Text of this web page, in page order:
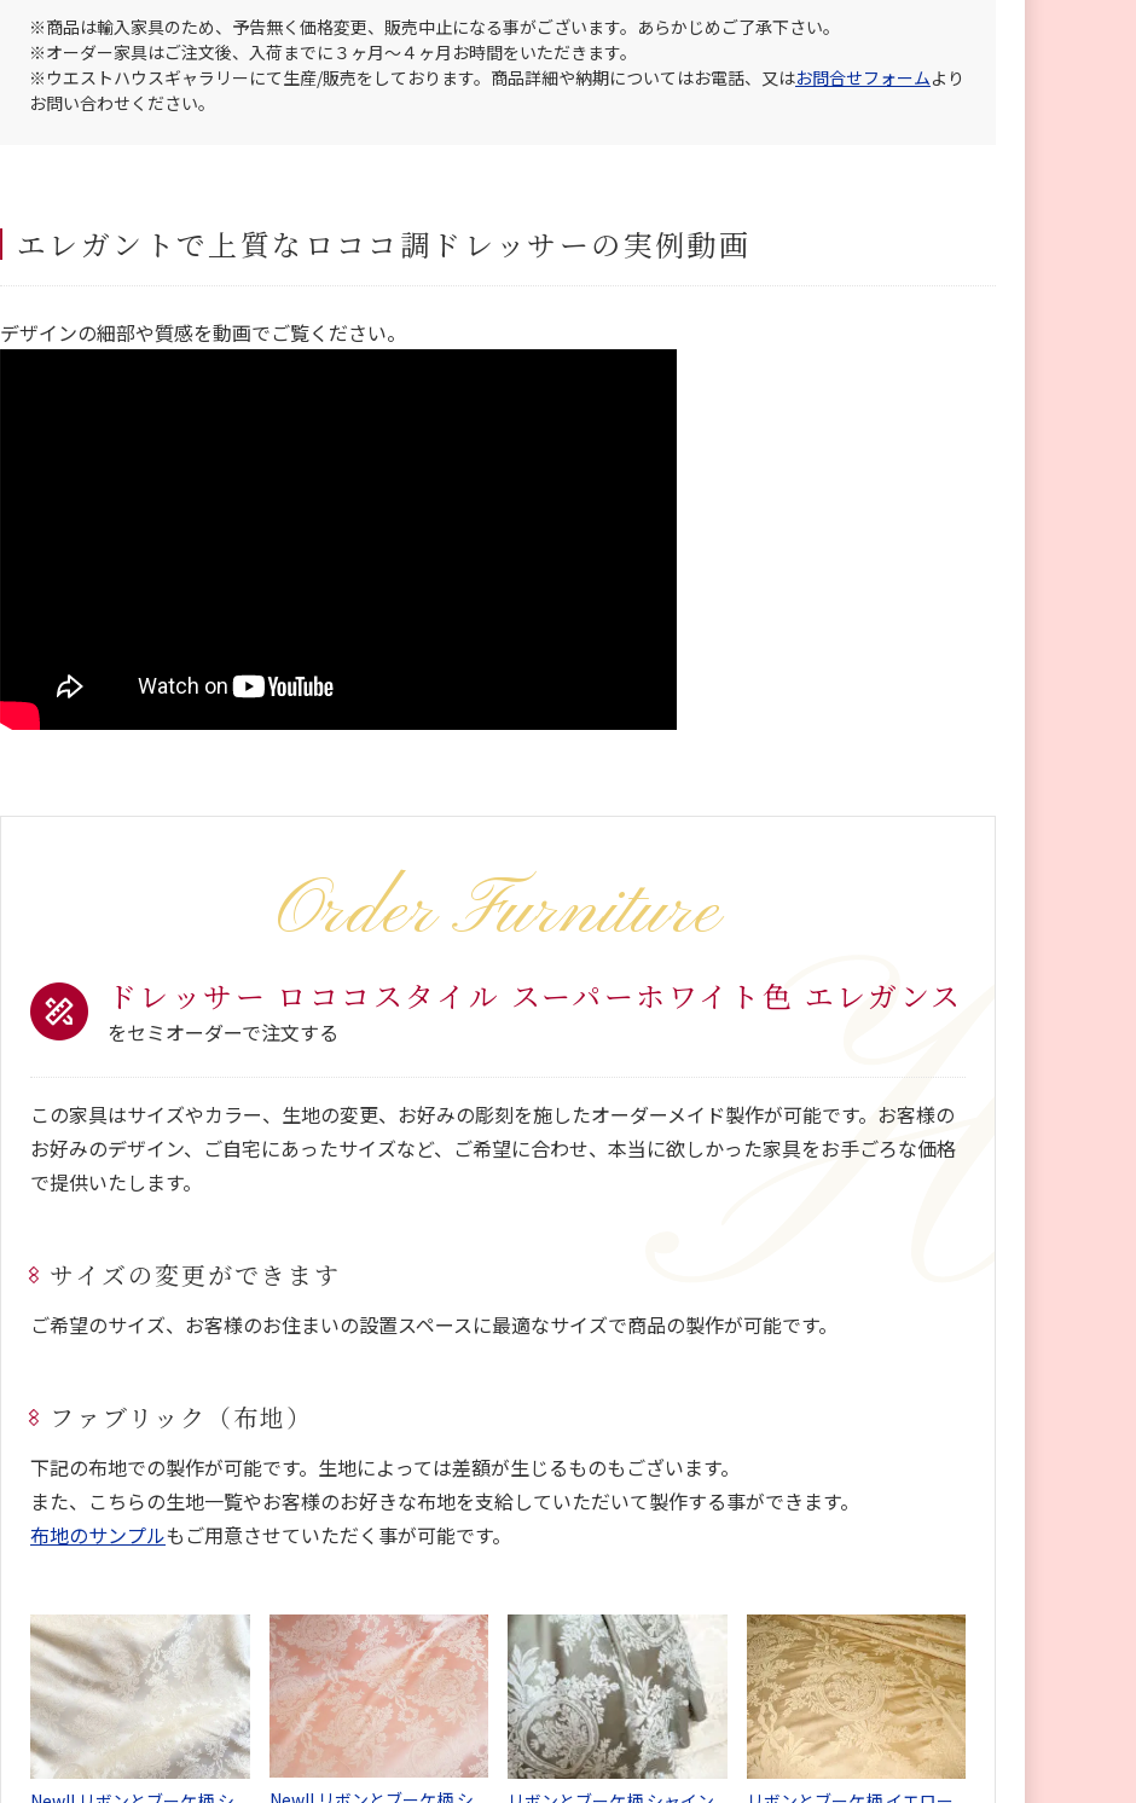
※商品は輸入家具のため、予告無く価格変更、販売中止になる事がございます。あらかじめご了承下さい。
※オーダー家具はご注文後、入荷までに３ヶ月〜４ヶ月お時間をいただきます。
※ウエストハウスギャラリーにて生産/販売をしております。商品詳細や納期についてはお電話、又はお問合せフォームより
お問い合わせください。
エレガントで上質なロココ調ドレッサーの実例動画
デザインの細部や質感を動画でご覧ください。
Order Furniture
ドレッサー ロココスタイル スーパーホワイト色 エレガンス
をセミオーダーで注文する
この家具はサイズやカラー、生地の変更、お好みの彫刻を施したオーダーメイド製作が可能です。お客様の
お好みのデザイン、ご自宅にあったサイズなど、ご希望に合わせ、本当に欲しかった家具をお手ごろな価格
で提供いたします。
サイズの変更ができます
ご希望のサイズ、お客様のお住まいの設置スペースに最適なサイズで商品の製作が可能です。
ファブリック（布地）
下記の布地での製作が可能です。生地によっては差額が生じるものもございます。
また、こちらの生地一覧やお客様のお好きな布地を支給していただいて製作する事ができます。
布地のサンプルもご用意させていただく事が可能です。